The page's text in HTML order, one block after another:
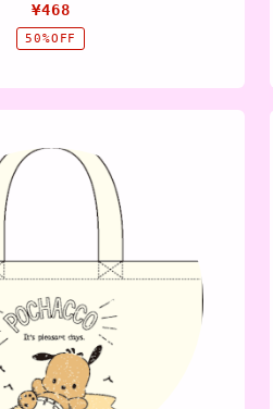
¥468
50%OFF